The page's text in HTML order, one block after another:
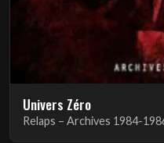
Univers Zéro
Relaps – Archives 1984-